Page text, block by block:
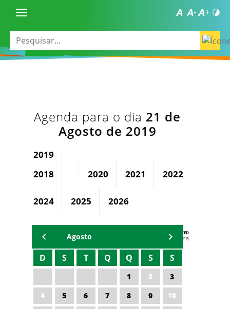
Agenda para o dia 21 de
Agosto de 2019
2019
2018
2020 2021 2022
2024 2025 2026
AGENDA DA CODED/CED
Vagna Lima
Agosto
D S T Q Q S S
1 2
3
4
5 6 7 8 9
10